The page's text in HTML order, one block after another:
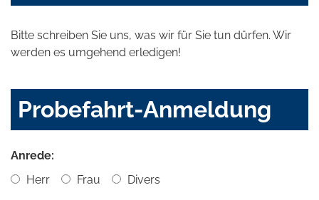
Bitte schreiben Sie uns, was wir für Sie tun dürfen. Wir
werden es umgehend erledigen!
Probefahrt-Anmeldung
Anrede:
Herr
Frau Divers